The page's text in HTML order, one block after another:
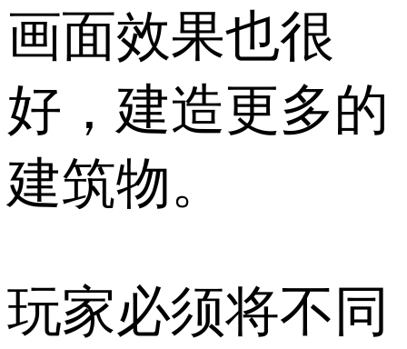
画面效果也很
好，建造更多的
建筑物。
玩家必须将不同